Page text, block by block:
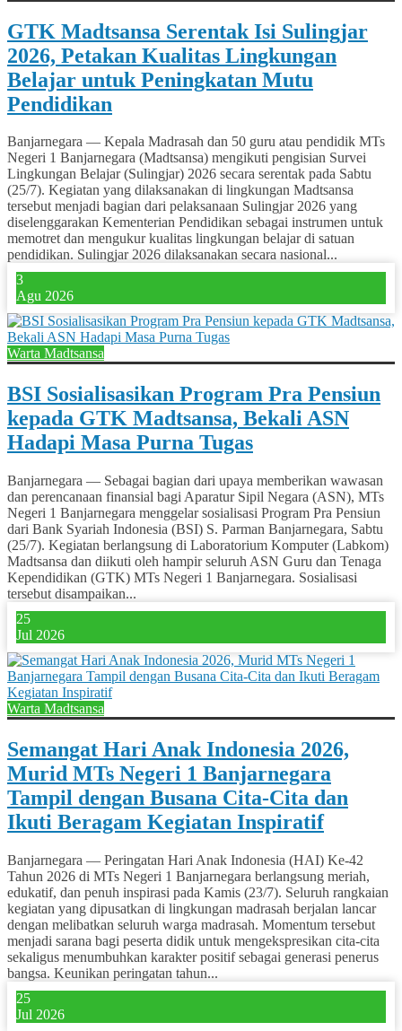
GTK Madtsansa Serentak Isi Sulingjar
2026, Petakan Kualitas Lingkungan
Belajar untuk Peningkatan Mutu
Pendidikan
Banjarnegara — Kepala Madrasah dan 50 guru atau pendidik MTs
Negeri 1 Banjarnegara (Madtsansa) mengikuti pengisian Survei
Lingkungan Belajar (Sulingjar) 2026 secara serentak pada Sabtu
(25/7). Kegiatan yang dilaksanakan di lingkungan Madtsansa
tersebut menjadi bagian dari pelaksanaan Sulingjar 2026 yang
diselenggarakan Kementerian Pendidikan sebagai instrumen untuk
memotret dan mengukur kualitas lingkungan belajar di satuan
pendidikan. Sulingjar 2026 dilaksanakan secara nasional...
3
Agu 2026
Warta Madtsansa
BSI Sosialisasikan Program Pra Pensiun
kepada GTK Madtsansa, Bekali ASN
Hadapi Masa Purna Tugas
Banjarnegara — Sebagai bagian dari upaya memberikan wawasan
dan perencanaan finansial bagi Aparatur Sipil Negara (ASN), MTs
Negeri 1 Banjarnegara menggelar sosialisasi Program Pra Pensiun
dari Bank Syariah Indonesia (BSI) S. Parman Banjarnegara, Sabtu
(25/7). Kegiatan berlangsung di Laboratorium Komputer (Labkom)
Madtsansa dan diikuti oleh hampir seluruh ASN Guru dan Tenaga
Kependidikan (GTK) MTs Negeri 1 Banjarnegara. Sosialisasi
tersebut disampaikan...
25
Jul 2026
Warta Madtsansa
Semangat Hari Anak Indonesia 2026,
Murid MTs Negeri 1 Banjarnegara
Tampil dengan Busana Cita-Cita dan
Ikuti Beragam Kegiatan Inspiratif
Banjarnegara — Peringatan Hari Anak Indonesia (HAI) Ke-42
Tahun 2026 di MTs Negeri 1 Banjarnegara berlangsung meriah,
edukatif, dan penuh inspirasi pada Kamis (23/7). Seluruh rangkaian
kegiatan yang dipusatkan di lingkungan madrasah berjalan lancar
dengan melibatkan seluruh warga madrasah. Momentum tersebut
menjadi sarana bagi peserta didik untuk mengekspresikan cita-cita
sekaligus menumbuhkan karakter positif sebagai generasi penerus
bangsa. Keunikan peringatan tahun...
25
Jul 2026